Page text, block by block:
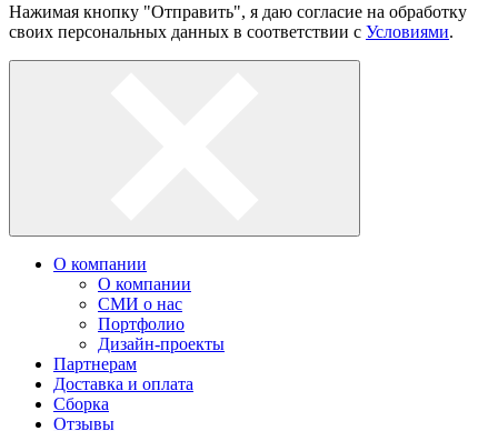
Нажимая кнопку "Отправить", я даю согласие на обработку
своих персональных данных в соответствии с Условиями.
О компании
О компании
СМИ о нас
Портфолио
Дизайн-проекты
Партнерам
Доставка и оплата
Сборка
Отзывы